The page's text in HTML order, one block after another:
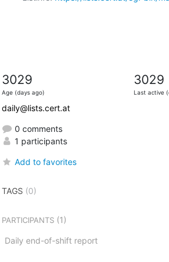
3029
Age (days ago)
3029
Last active
daily@lists.cert.at
0 comments
1 participants
Add to favorites
TAGS (0)
PARTICIPANTS(1)
Daily end-of-shift report